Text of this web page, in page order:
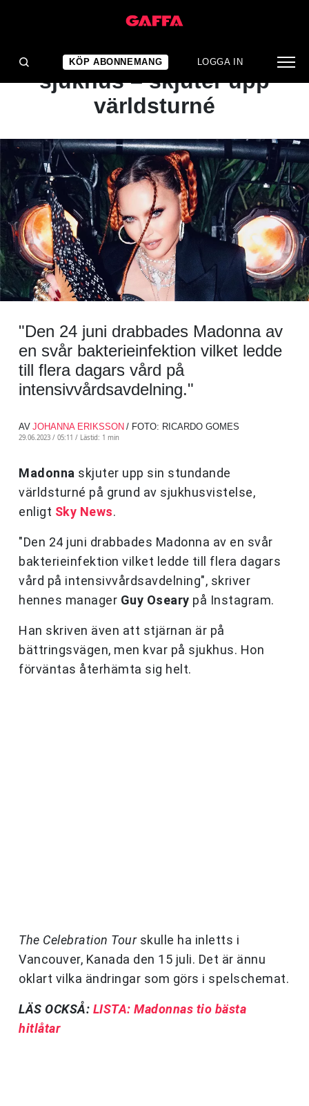
KÖP ABONNEMANG LOGGA IN
NYHET
Madonna inlagd på
sjukhus – skjuter upp
världsturné
"Den 24 juni drabbades Madonna av
en svår bakterieinfektion vilket ledde
till flera dagars vård på
intensivvårdsavdelning."
AV JOHANNA ERIKSSON / FOTO: RICARDO GOMES
29.06.2023 / 05:11 / Lästid: 1 min
Madonna skjuter upp sin stundande
världsturné på grund av sjukhusvistelse,
enligt Sky News.
"Den 24 juni drabbades Madonna av en svår
bakterieinfektion vilket ledde till flera dagars
vård på intensivvårdsavdelning", skriver
hennes manager Guy Oseary på Instagram.
Han skriven även att stjärnan är på
bättringsvägen, men kvar på sjukhus. Hon
förväntas återhämta sig helt.
The Celebration Tourskulle ha inletts i
Vancouver, Kanada den 15 juli. Det är ännu
oklart vilka ändringar som görs i spelschemat.
LÄS OCKSÅ: LISTA: Madonnas tio bästa
hitlåtar